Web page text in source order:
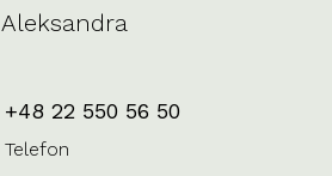
Aleksandra
+48 22 550 56 50
Telefon